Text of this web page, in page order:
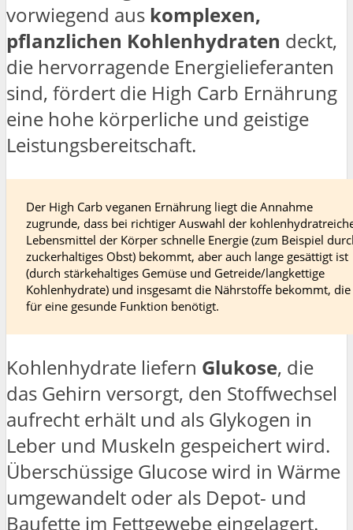
vorwiegend aus komplexen,
pflanzlichen Kohlenhydraten deckt,
die hervorragende Energielieferanten
sind, fördert die High Carb Ernährung
eine hohe körperliche und geistige
Leistungsbereitschaft.
Der High Carb veganen Ernährung liegt die Annahme
zugrunde, dass bei richtiger Auswahl der
Lebensmittel der Körper schnelle Energie (zum Beispiel
zuckerhaltiges Obst) bekommt, aber auch lange gesättigt ist
(durch stärkehaltiges Gemüse und Getreide/langkettige
Kohlenhydrate) und insgesamt die Nährstoffe bekommt,
für eine gesunde Funktion benötigt.
Kohlenhydrate liefern Glukose, die
das Gehirn versorgt, den Stoffwechsel
aufrecht erhält und als Glykogen in
Leber und Muskeln gespeichert wird.
Überschüssige Glucose wird in Wärme
umgewandelt oder als Depot- und
Baufette im Fettgewebe eingelagert.